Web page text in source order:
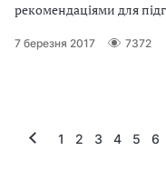
рекомендаціями для
7 березня 2017 7372
1 2 3 4 5 6